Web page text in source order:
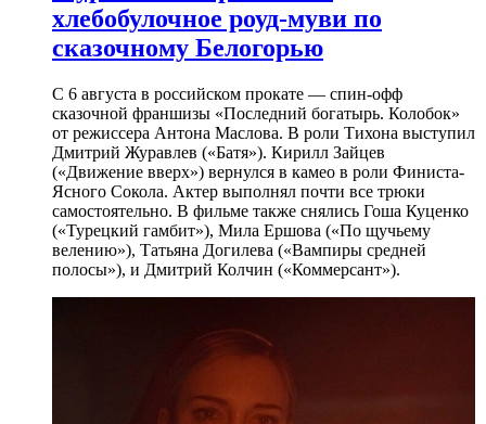
хлебобулочное роуд-муви по
сказочному Белогорью
С 6 августа в российском прокате — спин-офф
сказочной франшизы «Последний богатырь. Колобок»
от режиссера Антона Маслова. В роли Тихона выступил
Дмитрий Журавлев («Батя»). Кирилл Зайцев
(«Движение вверх») вернулся в камео в роли Финиста-
Ясного Сокола. Актер выполнял почти все трюки
самостоятельно. В фильме также снялись Гоша Куценко
(«Турецкий гамбит»), Мила Ершова («По щучьему
велению»), Татьяна Догилева («Вампиры средней
полосы»), и Дмитрий Колчин («Коммерсант»).